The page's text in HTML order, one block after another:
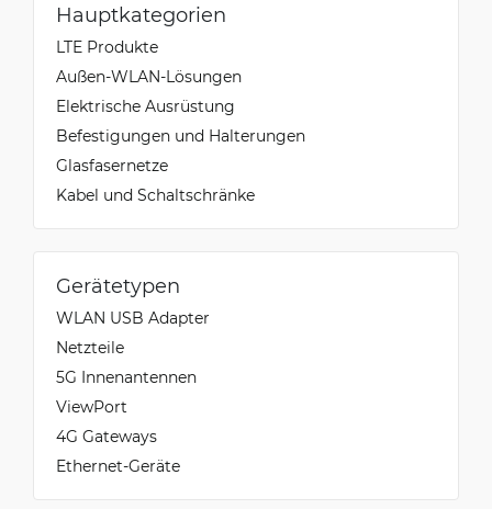
Hauptkategorien
LTE Produkte
Außen-WLAN-Lösungen
Elektrische Ausrüstung
Befestigungen und Halterungen
Glasfasernetze
Kabel und Schaltschränke
Gerätetypen
WLAN USB Adapter
Netzteile
5G Innenantennen
ViewPort
4G Gateways
Ethernet-Geräte